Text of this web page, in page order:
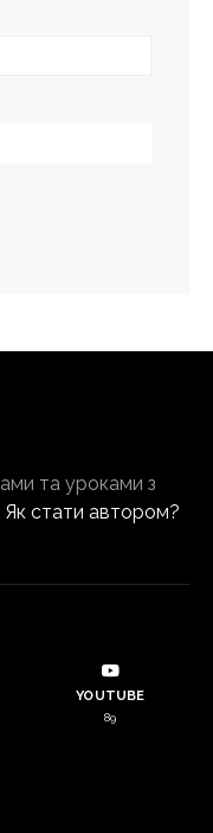
та уроками з
Як стати автором?
YOUTUBE
89